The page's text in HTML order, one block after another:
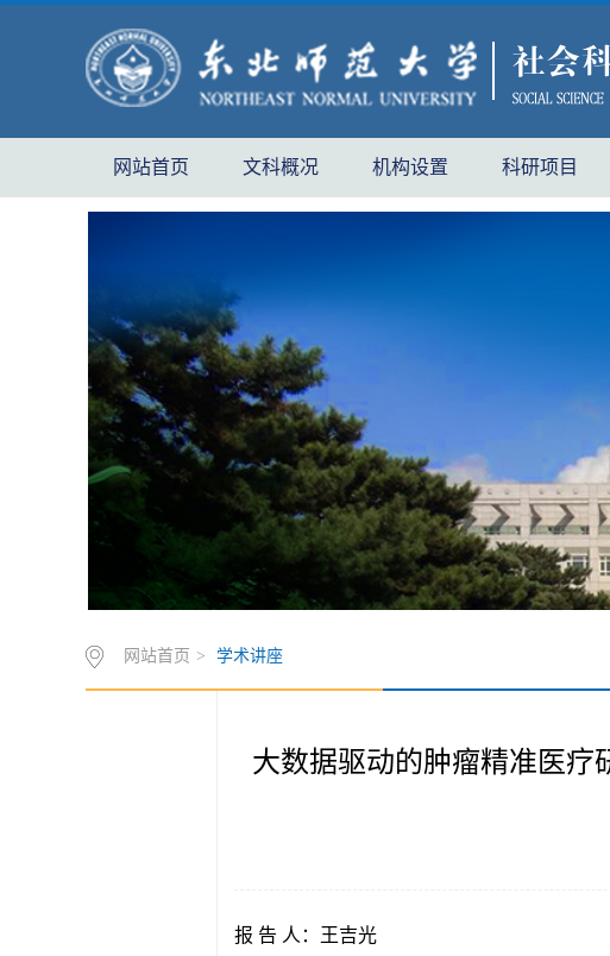
网站首页 文科概况 机构设置 科研项目
网站首页 > 学术讲座
大数据驱动的肿瘤精准医疗
报 告 人：王吉光